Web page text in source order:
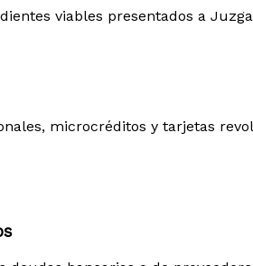
viables presentados a
microcréditos y tarjetas